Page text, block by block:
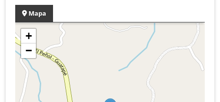
Mapa
+
−